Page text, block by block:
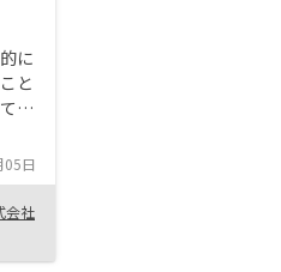
に
と
の
え
輩
合
と
日
会社